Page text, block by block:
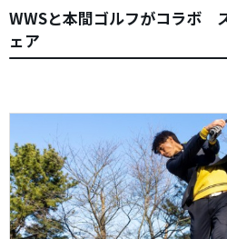
WWSと本間ゴルフがコラボ
ェア